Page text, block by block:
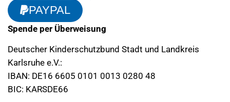
PAYPAL
Spende per Überweisung
Deutscher Kinderschutzbund Stadt und Landkreis
Karlsruhe e.V.:
IBAN: DE16 6605 0101 0013 0280 48
BIC: KARSDE66